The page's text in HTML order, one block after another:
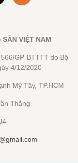
VIỆT NAM
GP-BTTTT do Bộ
4/12/2020
Mỹ Tây, TP.HCM
Thắng